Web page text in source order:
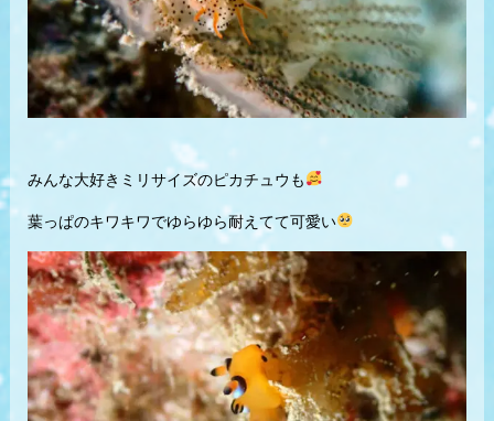
みんな大好きミリサイズのピカチュウも
葉っぱのキワキワでゆらゆら耐えてて可愛い